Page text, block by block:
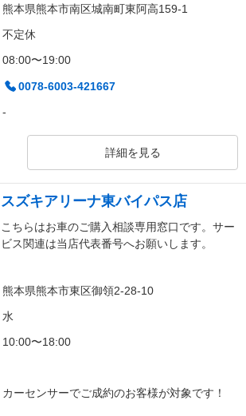
熊本県熊本市南区城南町東阿高159-1
不定休
08:00〜19:00
0078-6003-421667
-
詳細を見る
スズキアリーナ東バイパス店
こちらはお車のご購入相談専用窓口です。サー
ビス関連は当店代表番号へお願いします。
熊本県熊本市東区御領2-28-10
水
10:00〜18:00
カーセンサーでご成約のお客様が対象です！